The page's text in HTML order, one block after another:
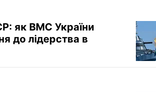
як ВМС України
до лідерства в